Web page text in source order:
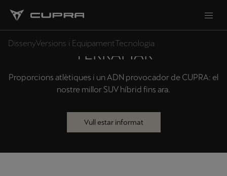
DissenyVersions i EquipamentTecnologia
DISSENY DEL NOU CUPRA
TERRAMAR
Proporcions atlètiques i un ADN provocador de CUPRA: el
nostre millor SUV híbrid fins ara.
Vull estar informat